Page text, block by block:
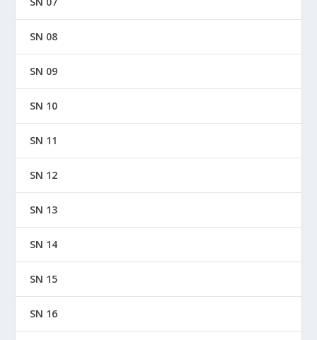
SN 08
SN 09
SN 10
SN 11
SN 12
SN 13
SN 14
SN 15
SN 16